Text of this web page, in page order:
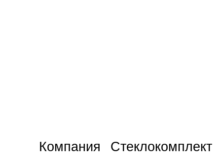
Компания Стеклокомплект